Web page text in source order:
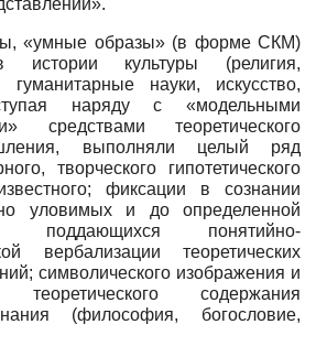
«умные образы» (в форме СКМ)
истории культуры (религия,
гуманитарные науки, искусство,
наряду с «модельными
средствами теоретического
выполняли целый ряд
творческого гипотетического
фиксации в сознании
уловимых и до определенной
понятийно-
вербализации теоретических
символического изображения и
теоретического содержания
(философия, богословие,